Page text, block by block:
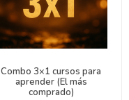
Combo 3×1 cursos para
aprender (El más
comprado)